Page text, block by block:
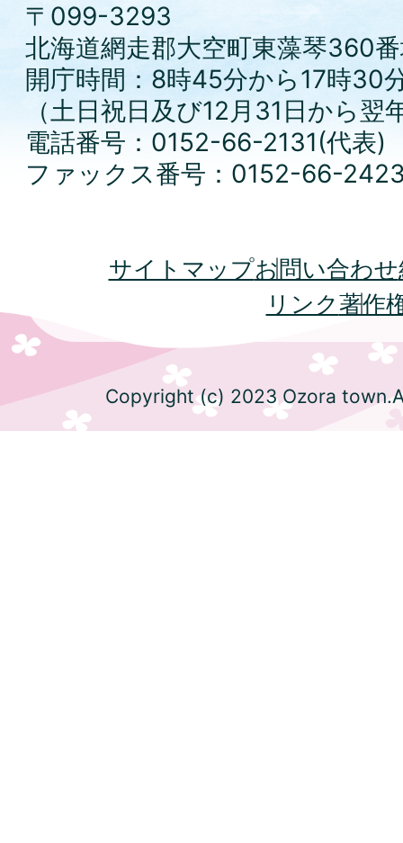
〒099-3293
北海道網走郡大空町東藻琴360
開庁時間：8時45分から17時30
（土日祝日及び12月31日から
電話番号：0152-66-2131(代表)
ファックス番号：0152-66-
サイトマップお問い合わせ
リンク著作
Copyright (c) 2023 Ozora